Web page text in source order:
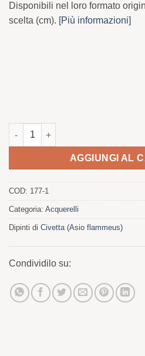
Disponibili nel loro formato
scelta (cm). [Più informazioni]
Quantità di civette
AGGIUNGI AL
COD: 177-1
Categoria: Acquerelli
Dipinti di Civetta (Asio flammeus)
Condividilo su: